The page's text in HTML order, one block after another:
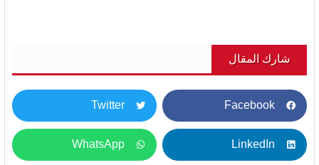
شارك المقال
Facebook
Twitter
LinkedIn
WhatsApp